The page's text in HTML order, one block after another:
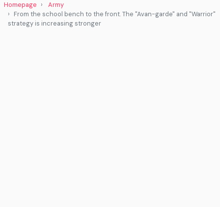
Homepage
Army
From the school bench to the front. The "Avan-garde" and "Warrior"
strategy is increasing stronger